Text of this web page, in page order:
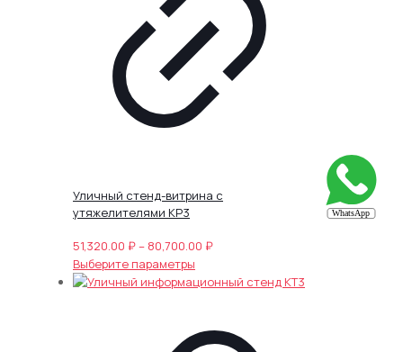
на
странице
товара.
Уличный стенд-витрина с
утяжелителями КР3
51,320.00 ₽– 80,700.00 ₽Диапазон
51,320.00 ₽
Выберите параметры
товар
вариаций.